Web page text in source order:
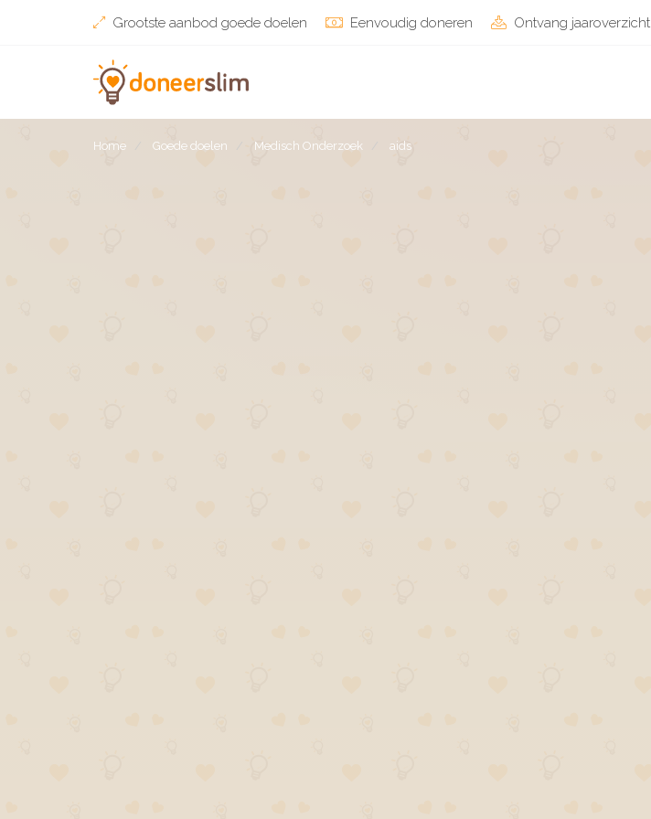
Grootste aanbod goede doelen Eenvoudig doneren Ontvang jaaroverzicht
Home Goede doelen Medisch Onderzoek aids